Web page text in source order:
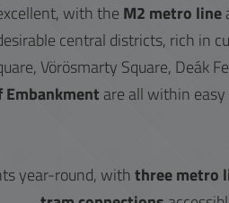
with the M2 metro line
central districts, rich in
Vörösmarty Square, Deák
Embankment are all within
year-round, withthree metro